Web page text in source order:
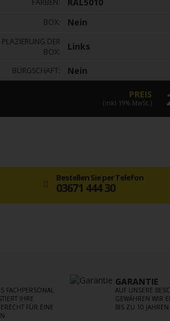
FARBEN: RAL5010
BOX: Nein
PLAZIERUNG DER
BOX:
Links
BÜRGSCHAFT: Nein
PREIS
(inkl 19% MwSt.)
Bestellen Sie per Telefon
03671 444 30
FACHPERSONAL
IHRE
FÜR EINE
GARANTIE
AUF UNSERE
GEWÄHREN WIR
BIS ZU 10 JAHREN.